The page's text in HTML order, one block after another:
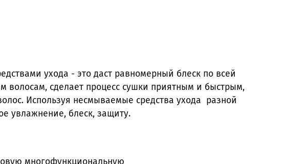
ухода - это даст равномерный блеск по всей
волосам, сделает процесс сушки приятным и быстрым,
Используя несмываемые средства ухода разной
увлажнение, блеск, защиту.
многофункциональную